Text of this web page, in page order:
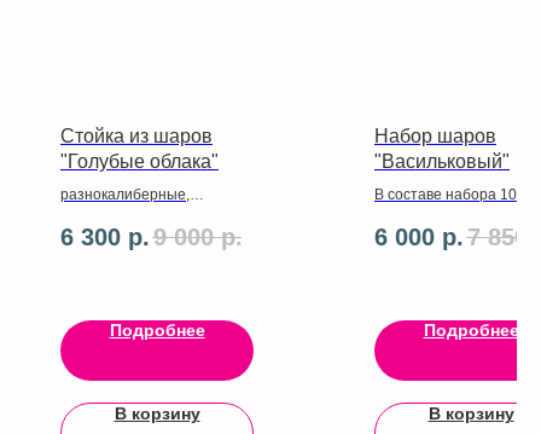
Стойка из шаров
"Голубые облака"
разнокалиберные,
Игрушечный мишка.
6 300 р.9 000 р.
Подробнее
В корзину
Набор шаров
"Васильковый"
В составе набора 10
см,цифры 2 штуки ,шар
6 000 р.7 850
Подробнее
В корзину